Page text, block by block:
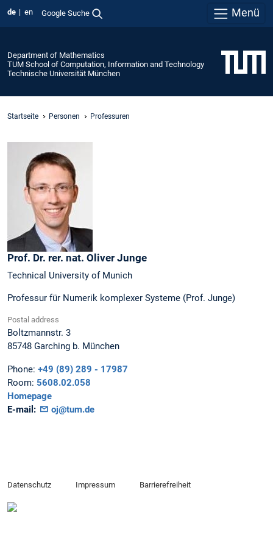
de en Google Suche Menü
Department of Mathematics
TUM School of Computation, Information and Technology
Technische Universität München
Startseite Personen Professuren
Prof. Dr. rer. nat. Oliver Junge
Technical University of Munich
Professur für Numerik komplexer Systeme (Prof. Junge)
Postal address
Boltzmannstr. 3
85748 Garching b. München
Phone: +49 (89) 289 - 17987
Room: 5608.02.058
Homepage
E-mail:
oj@tum.de
Datenschutz Impressum Barrierefreiheit